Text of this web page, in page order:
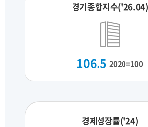
경기종합지수('26.04)
106.5 2020=100
경제성장률('24)